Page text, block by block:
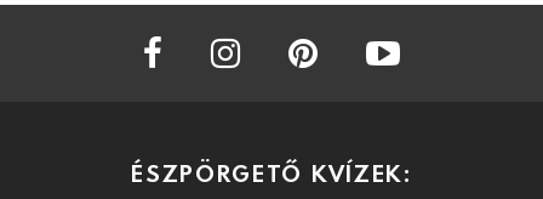
facebook instagram
ÉSZPÖRGETŐ KVÍZEK: